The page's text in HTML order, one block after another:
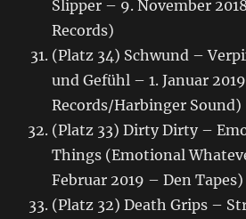
Slipper – 9. November
Records)
(Platz 34) Schwund –
und Gefühl – 1. Januar
Records/Harbinger Sound)
(Platz 33) Dirty Dirty –
Things (Emotional
Februar 2019 – Den Tapes)
(Platz 32) Death Grips –